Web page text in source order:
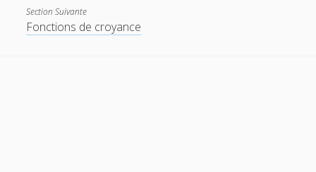
i
a
Section Suivante
Fonctions de croyance